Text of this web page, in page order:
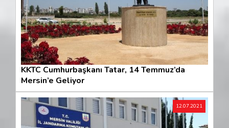
KKTC Cumhurbaşkanı Tatar, 14 Temmuz’da
Mersin’e Geliyor
12.07.2021